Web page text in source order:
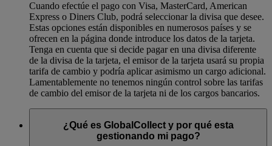
Cuando efectúe el pago con Visa, MasterCard, American
Express o Diners Club, podrá seleccionar la divisa que desee.
Estas opciones están disponibles en numerosos países y se
ofrecen en la página donde introduce los datos de la tarjeta.
Tenga en cuenta que si decide pagar en una divisa diferente
de la divisa de la tarjeta, el emisor de la tarjeta usará su propia
tarifa de cambio y podría aplicar asimismo un cargo adicional.
Lamentablemente no tenemos ningún control sobre las tarifas
de cambio del emisor de la tarjeta ni de los cargos bancarios.
¿Qué es GlobalCollect y por qué esta
gestionando mi pago?